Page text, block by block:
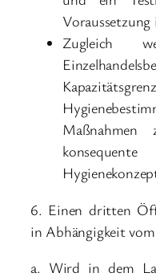
Voraussetzung
Zugleich
Maßnahmen
6. Einen dritten
in Abhängigkeit
a. Wird in dem